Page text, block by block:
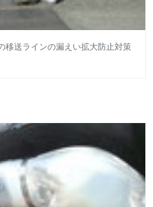
移送ラインの漏えい拡大防止対策